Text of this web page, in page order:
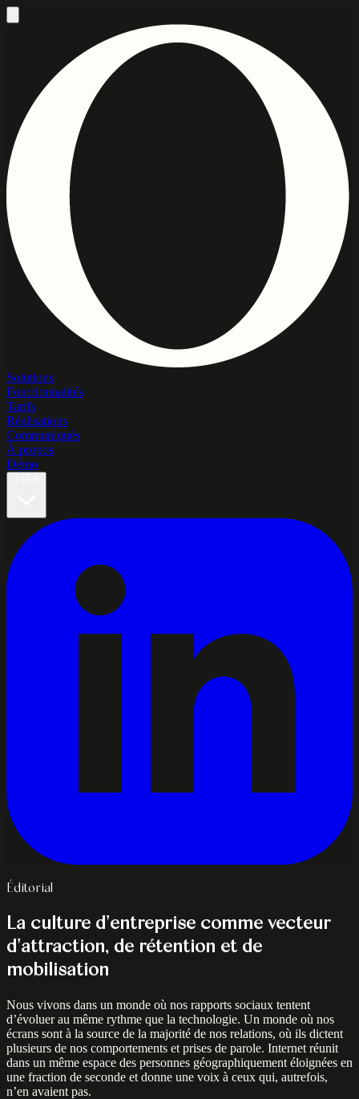
Solutions
Fonctionnalités
Tarifs
Réalisations
Communiqués
À propos
Démo
Éditorial
La culture d'entreprise comme vecteur
d'attraction, de rétention et de
mobilisation
Nous vivons dans un monde où nos rapports sociaux tentent
d’évoluer au même rythme que la technologie. Un monde où nos
écrans sont à la source de la majorité de nos relations, où ils dictent
plusieurs de nos comportements et prises de parole. Internet réunit
dans un même espace des personnes géographiquement éloignées en
une fraction de seconde et donne une voix à ceux qui, autrefois,
n’en avaient pas.